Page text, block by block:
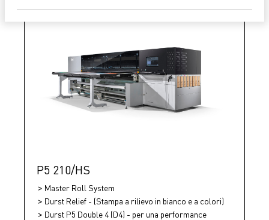
P5 210/HS
Master Roll System
Durst Relief - (Stampa a rilievo in bianco e a colori)
Durst P5 Double 4 (D4) - per una performance